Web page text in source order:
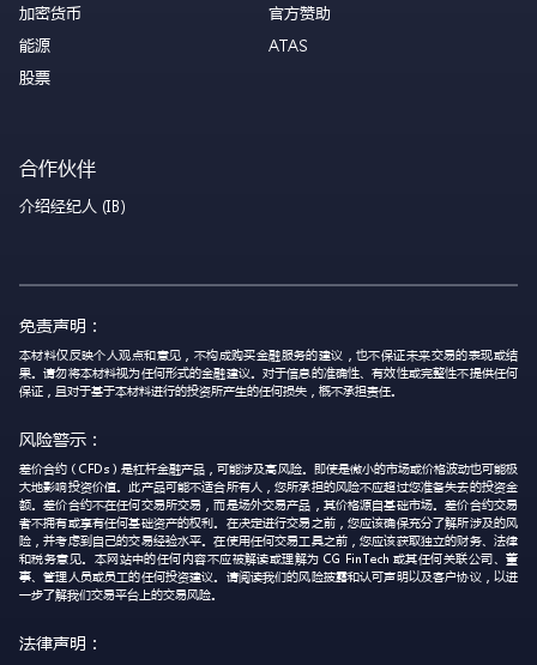
加密货币
能源
股票
官方赞助
ATAS
合作伙伴
介绍经纪人 (IB)
免责声明：
本材料仅反映个人观点和意见，不构成购买金融服务的建议，也不保证未来交易的表现或结
果。请勿将本材料视为任何形式的金融建议。对于信息的准确性、有效性或完整性不提供任何
保证，且对于基于本材料进行的投资所产生的任何损失，概不承担责任。
风险警示：
差价合约（CFDs）是杠杆金融产品，可能涉及高风险。即使是微小的市场或价格波动也可能极
大地影响投资价值。此产品可能不适合所有人，您所承担的风险不应超过您准备失去的投资金
额。差价合约不在任何交易所交易，而是场外交易产品，其价格源自基础市场。差价合约交易
者不拥有或享有任何基础资产的权利。在决定进行交易之前，您应该确保充分了解所涉及的风
险，并考虑到自己的交易经验水平。在使用任何交易工具之前，您应该获取独立的财务、法律
和税务意见。本网站中的任何内容不应被解读或理解为 CG FinTech 或其任何关联公司、董
事、管理人员或员工的任何投资建议。请阅读我们的风险披露和认可声明以及客户协议，以进
一步了解我们交易平台上的交易风险。
法律声明：